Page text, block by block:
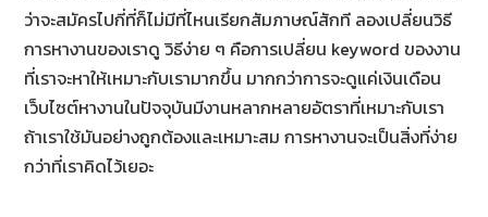
ว่าจะสมัครไปกี่ที่ก็ไม่มีที่ไหนเรียกสัมภาษณ์สักที ลองเปลี่ยนวิธี
การหางานของเราดู วิธีง่าย ๆ คือการเปลี่ยน keyword ของงาน
ที่เราจะหาให้เหมาะกับเรามากขึ้น มากกว่าการจะดูแค่เงินเดือน
เว็บไซต์หางานในปัจจุบันมีงานหลากหลายอัตราที่เหมาะกับเรา
ถ้าเราใช้มันอย่างถูกต้องและเหมาะสม การหางานจะเป็นสิ่งที่ง่าย
กว่าที่เราคิดไว้เยอะ